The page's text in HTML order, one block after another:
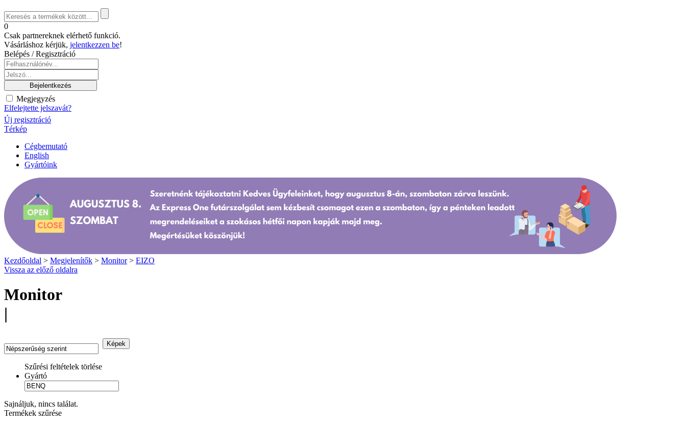
0
Csak partnereknek elérhető funkció.
Vásárláshoz kérjük, jelentkezzen be!
Belépés / Regisztráció
Megjegyzés
Elfelejtette jelszavát?
Új regisztráció
Térkép
Cégbemutató
English
Gyártóink
Kezdőoldal > Megjelenítők > Monitor> EIZO
Vissza az előző oldalra
Monitor
|
Szűrési feltételek törlése
Gyártó
Sajnáljuk, nincs találat.
Termékek szűrése